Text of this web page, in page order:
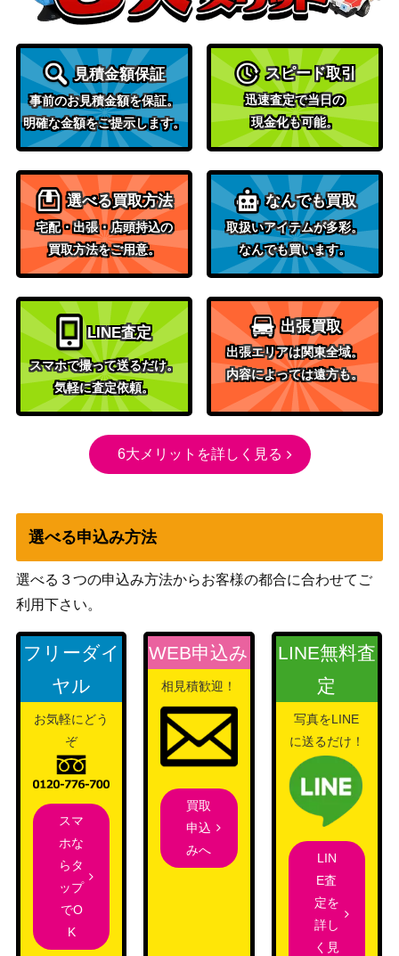
のギルド）
穢れた敵対者/Tainted Adversary[MID]
《日》
（イニスト
ラード：真
夜中の狩
り）
500
悪魔の職工/Fiend Artisan【IKO】
（イコリ
ア：巨獣の
棲処）
077 血染めの月/Blood Moon[WOT]
Wizards
（エルドレ
とぎ話）
700
夢の巣のルールス/Lurrus of the Drea
m-Den【IKO】
（イコリ
ア：巨獣の
棲処）
800
鍛冶の神、パーフォロス/Purphoros,
God of the Forge[THS] 《日》
（テーロ
ス）
深海住まいのタッサ/Thassa, Deep-D
welling【THB】
橋の主、テゼレット/Tezzeret, Master
of the Bridge【WAR】
産業の塔/Spire of Industry【AER】
《日》
400
エスパーの歩哨/Esper Sentinel[MH2]
（モダンホ
ライゾン2）
800
繁殖池/Breeding Pool【GTC】《日》
（ギルド門
1,000
血に飢えた征服者/Bloodthirsty Conqu
eror [FND]《日》
ウィザー
1,700
見積金額保証
事前のお見積金額を保証。
明確な金額をご提示します。
スピード取引
迅速査定で当日の
現金化も可能。
選べる買取方法
宅配・出張・店頭持込の
買取方法をご用意。
なんでも買取
取扱いアイテムが多彩。
なんでも買います。
LINE査定
スマホで撮って送るだけ。
気軽に査定依頼。
出張買取
出張エリアは関東全域。
内容によっては遠方も。
6大メリットを詳しく見る
選べる申込み方法
選べる３つの申込み方法からお客様の都合に合わせてご
利用下さい。
フリーダイ
ヤル
お気軽にどう
ぞ
スマ
ホな
らタ
ップ
でO
K
WEB申込み
相見積歓迎！
買取
申込
みへ
LINE無料査
定
写真をLINE
に送るだけ！
LIN
E査
定を
詳し
く見